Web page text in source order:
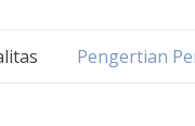
Pengertian